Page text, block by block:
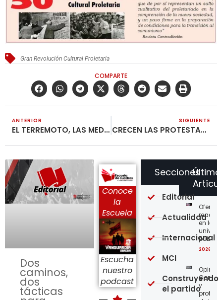
Gran Revolución Cultural Proletaria
COMPARTE
ANTERIOR
EL TERREMOTO, LAS MEDIDAS GOBIERNISTAS Y LAS ELECCIONES
SIGUIENTE
CRECEN LAS PROTESTAS EN FRANCIA, LOS PROLETARIOS SE PONEN A LA VANGUARDIA
Dos
caminos,
dos
tácticas
Conoce
la
Escuela
Escucha
nuestro
podcast
en las
2026-
y
Secciones
Editorial
Actualidad
Internacional
MCI
Construyendo
el partido